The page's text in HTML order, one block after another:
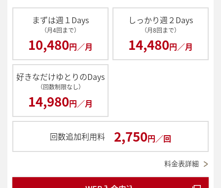
まずは週１Days
（月4回まで）
10,480円／月
しっかり週２Days
（月8回まで）
14,480円／月
好きなだけゆとりのDays
（回数制限なし）
14,980円／月
回数追加利用料 2,750円／回
料金表詳細